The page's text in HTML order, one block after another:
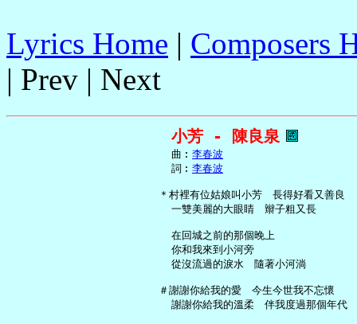
Lyrics Home | Composers
| Prev | Next
小芳 - 陳良泉
     曲︰
李春波
     詞︰
李春波
   ＊村裡有位姑娘叫小芳　長得好看又善良
     一雙美麗的大眼睛　辮子粗又長
     在回城之前的那個晚上
     你和我來到小河旁
     從沒流過的淚水　隨著小河淌
   ＃謝謝你給我的愛　今生今世我不忘懷
     謝謝你給我的溫柔　伴我度過那個年代